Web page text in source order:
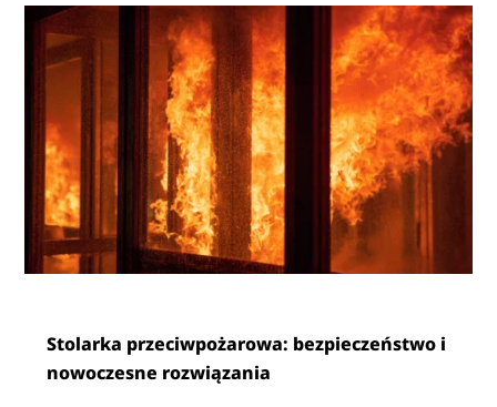
Stolarka przeciwpożarowa: bezpieczeństwo i
nowoczesne rozwiązania